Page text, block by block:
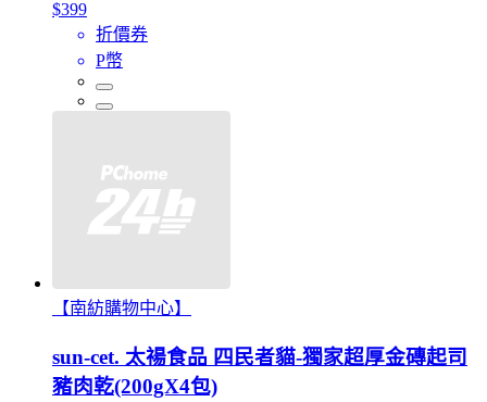
$399
折價券
P幣
【南紡購物中心】
sun-cet. 太禓食品 四民者貓-獨家超厚金磚起司
豬肉乾(200gX4包)